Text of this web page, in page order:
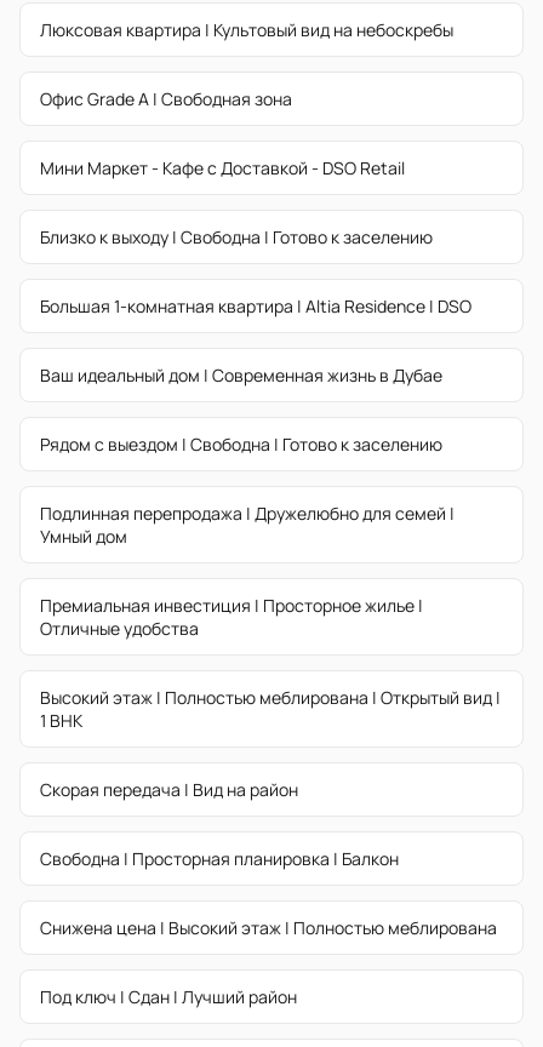
Люксовая квартира | Культовый вид на небоскребы
Офис Grade A | Свободная зона
Мини Маркет - Кафе с Доставкой - DSO Retail
Близко к выходу | Свободна | Готово к заселению
Большая 1-комнатная квартира | Altia Residence | DSO
Ваш идеальный дом | Современная жизнь в Дубае
Рядом с выездом | Свободна | Готово к заселению
Подлинная перепродажа | Дружелюбно для семей |
Умный дом
Премиальная инвестиция | Просторное жилье |
Отличные удобства
Высокий этаж | Полностью меблирована | Открытый вид |
1 BHK
Скорая передача | Вид на район
Свободна | Просторная планировка | Балкон
Снижена цена | Высокий этаж | Полностью меблирована
Под ключ | Сдан | Лучший район